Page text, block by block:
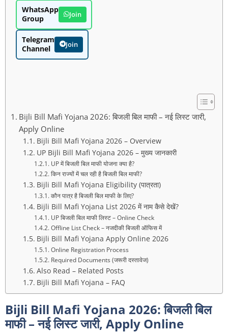
WhatsApp
Group
Join
Telegram
Channel
Join
Bijli Bill Mafi Yojana 2026: बिजली बिल माफी – नई लिस्ट जारी,
Apply Online
Bijli Bill Mafi Yojana 2026 – Overview
UP Bijli Bill Mafi Yojana 2026 – मुख्य जानकारी
UP में बिजली बिल माफी योजना क्या है?
किन राज्यों में चल रही है बिजली बिल माफी?
Bijli Bill Mafi Yojana Eligibility (पात्रता)
कौन पात्र है बिजली बिल माफी के लिए?
Bijli Bill Mafi Yojana List 2026 में नाम कैसे देखें?
UP बिजली बिल माफी लिस्ट – Online Check
Offline List Check – नजदीकी बिजली ऑफिस में
Bijli Bill Mafi Yojana Apply Online 2026
Online Registration Process
Required Documents (जरूरी दस्तावेज)
Also Read – Related Posts
Bijli Bill Mafi Yojana – FAQ
Bijli Bill Mafi Yojana 2026: बिजली बिल
माफी – नई लिस्ट जारी, Apply Online